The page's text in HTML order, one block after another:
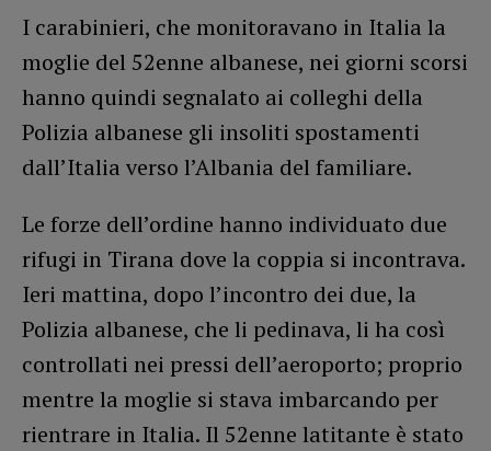
I carabinieri, che monitoravano in Italia la
moglie del 52enne albanese, nei giorni scorsi
hanno quindi segnalato ai colleghi della
Polizia albanese gli insoliti spostamenti
dall’Italia verso l’Albania del familiare.
Le forze dell’ordine hanno individuato due
rifugi in Tirana dove la coppia si incontrava.
Ieri mattina, dopo l’incontro dei due, la
Polizia albanese, che li pedinava, li ha così
controllati nei pressi dell’aeroporto; proprio
mentre la moglie si stava imbarcando per
rientrare in Italia. Il 52enne latitante è stato